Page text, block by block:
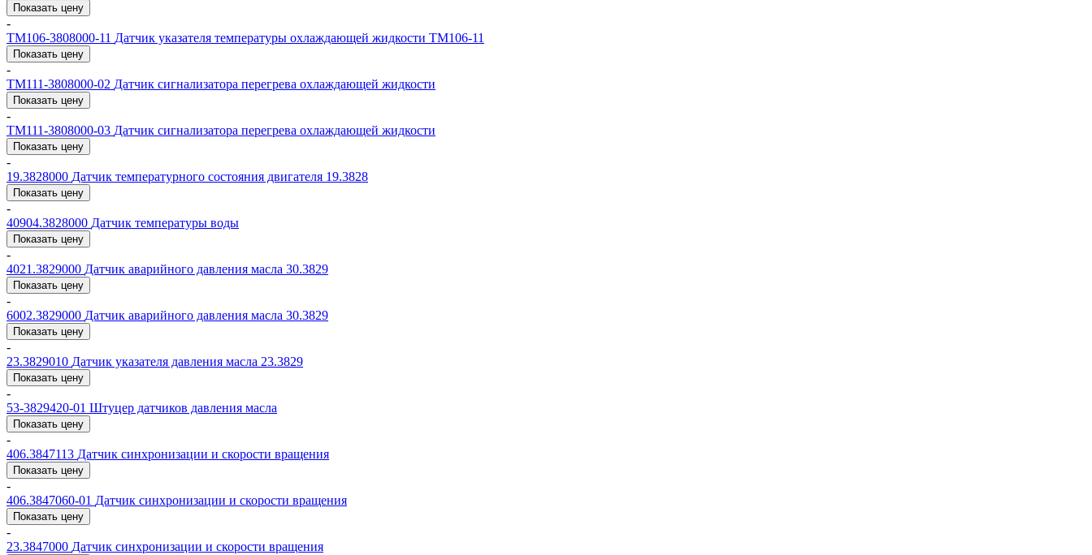
Показать цену
-
ТМ106-3808000-11 Датчик указателя температуры охлаждающей жидкости ТМ106-11
Показать цену
-
ТМ111-3808000-02 Датчик сигнализатора перегрева охлаждающей жидкости
Показать цену
-
ТМ111-3808000-03 Датчик сигнализатора перегрева охлаждающей жидкости
Показать цену
-
19.3828000 Датчик температурного состояния двигателя 19.3828
Показать цену
-
40904.3828000 Датчик температуры воды
Показать цену
-
4021.3829000 Датчик аварийного давления масла 30.3829
Показать цену
-
6002.3829000 Датчик аварийного давления масла 30.3829
Показать цену
-
23.3829010 Датчик указателя давления масла 23.3829
Показать цену
-
53-3829420-01 Штуцер датчиков давления масла
Показать цену
-
406.3847113 Датчик синхронизации и скорости вращения
Показать цену
-
406.3847060-01 Датчик синхронизации и скорости вращения
Показать цену
-
23.3847000 Датчик синхронизации и скорости вращения